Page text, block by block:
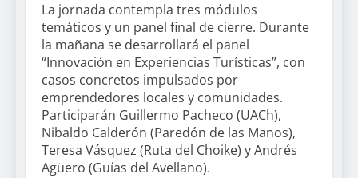
La jornada contempla tres módulos
temáticos y un panel final de cierre. Durante
la mañana se desarrollará el panel
“Innovación en Experiencias Turísticas”, con
casos concretos impulsados por
emprendedores locales y comunidades.
Participarán Guillermo Pacheco (UACh),
Nibaldo Calderón (Paredón de las Manos),
Teresa Vásquez (Ruta del Choike) y Andrés
Agüero (Guías del Avellano).